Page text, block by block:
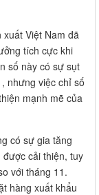
Việt Nam đã
tích cực khi
số này có sự sụt
nhưng việc chỉ số
mạnh mẽ của
có sự gia tăng
cải thiện, tuy
với tháng 11.
hàng xuất khẩu